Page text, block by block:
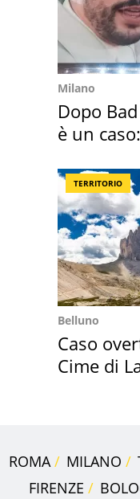
Milano
Dopo
è un
TERRITORIO
Belluno
Caso
Cime di
ROMA MILANO
FIRENZE